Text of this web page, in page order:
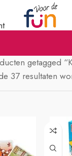
getagged
37 resultaten